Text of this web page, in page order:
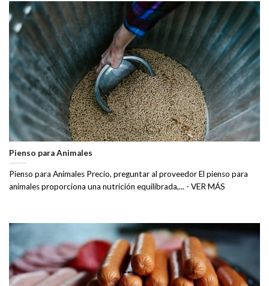
Pienso para Animales
Pienso para Animales Precio, preguntar al proveedor El pienso para
animales proporciona una nutrición equilibrada,... - VER MÁS